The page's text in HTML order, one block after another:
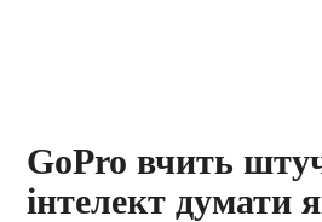
GoPro вчить
інтелект думати